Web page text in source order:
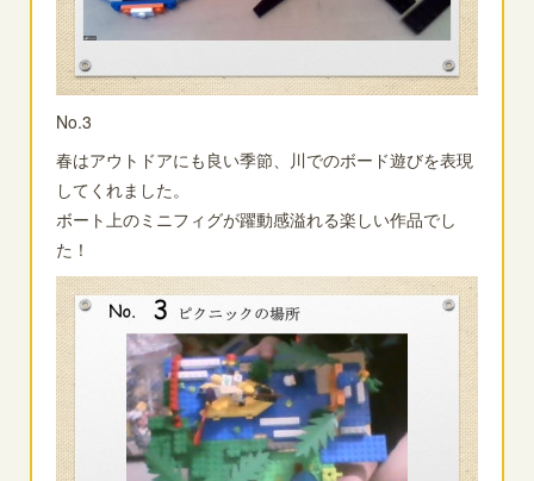
No.3
春はアウトドアにも良い季節、川でのボード遊びを表現
してくれました。
ボート上のミニフィグが躍動感溢れる楽しい作品でし
た！